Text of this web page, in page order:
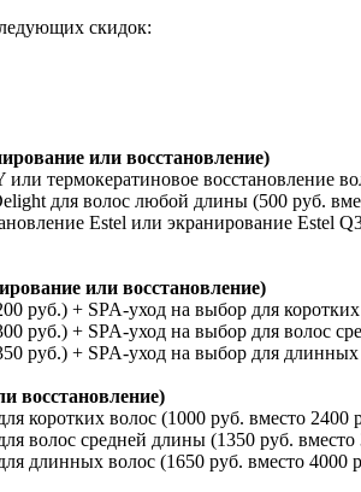
скидок:
или восстановление)
термокератиновое восстановление
для волос любой длины (500 руб.
Estel или экранирование
или восстановление)
+ SPA-уход на выбор для коротких
+ SPA-уход на выбор для волос
+ SPA-уход на выбор для длинных
восстановление)
коротких волос (1000 руб. вместо 2400
волос средней длины (1350 руб. вместо
длинных волос (1650 руб. вместо 4000